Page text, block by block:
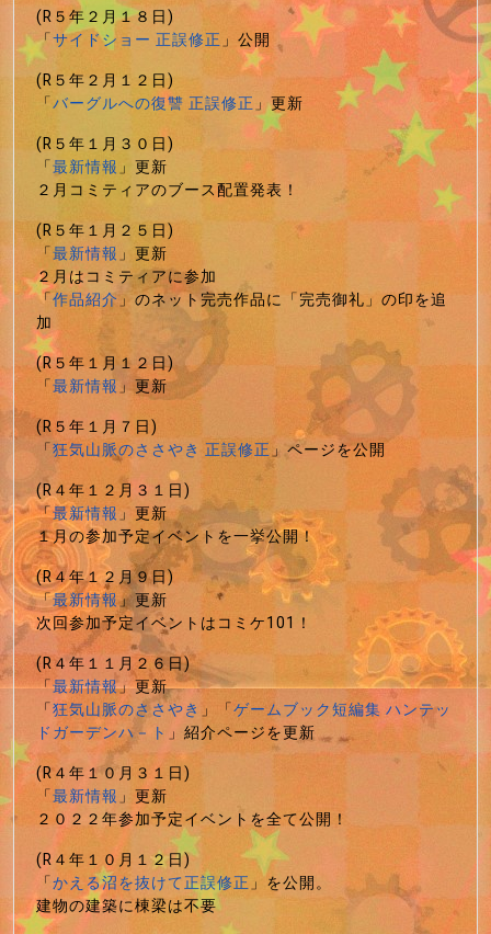
(R５年２月１８日)
「サイドショー 正誤修正」公開
(R５年２月１２日)
「バーグルへの復讐 正誤修正」更新
(R５年１月３０日)
「最新情報」更新
２月コミティアのブース配置発表！
(R５年１月２５日)
「最新情報」更新
２月はコミティアに参加
「作品紹介」のネット完売作品に「完売御礼」の印を追
加
(R５年１月１２日)
「最新情報」更新
(R５年１月７日)
「狂気山脈のささやき 正誤修正」ページを公開
(R４年１２月３１日)
「最新情報」更新
１月の参加予定イベントを一挙公開！
(R４年１２月９日)
「最新情報」更新
次回参加予定イベントはコミケ101！
(R４年１１月２６日)
「最新情報」更新
「狂気山脈のささやき 」「ゲームブック短編集 ハンテッ
ドガーデンハ－ト 」紹介ページを更新
(R４年１０月３１日)
「最新情報」更新
２０２２年参加予定イベントを全て公開！
(R４年１０月１２日)
「かえる沼を抜けて正誤修正」を公開。
建物の建築に棟梁は不要